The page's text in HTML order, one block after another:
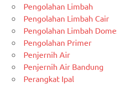
Pengolahan Limbah
Pengolahan Limbah Cair
Pengolahan Limbah
Pengolahan Primer
Penjernih Air
Penjernih Air Bandung
Perangkat Ipal